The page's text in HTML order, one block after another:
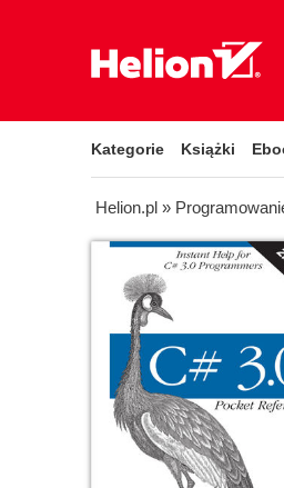
Kategorie Książki
Helion.pl »